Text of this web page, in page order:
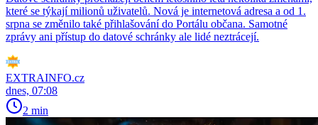
které se týkají milionů uživatelů. Nová je internetová adresa a od 1.
srpna se změnilo také přihlašování do Portálu občana. Samotné
zprávy ani přístup do datové schránky ale lidé neztrácejí.
EXTRAINFO.cz
dnes, 07:08
2 min